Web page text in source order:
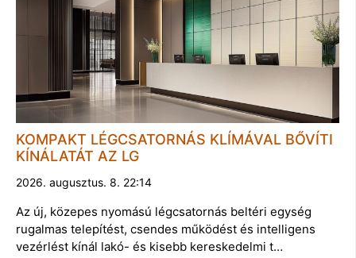
KOMPAKT LÉGCSATORNÁS KLÍMÁVAL BŐVÍTI
KÍNÁLATÁT AZ LG
2026. augusztus. 8. 22:14
Az új, közepes nyomású légcsatornás beltéri egység
rugalmas telepítést, csendes működést és intelligens
vezérlést kínál lakó- és kisebb kereskedelmi t…